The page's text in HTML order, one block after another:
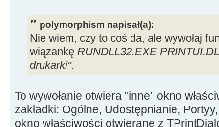
else
begin
printCommand: = 'printto';
Printer.PrinterIndex
Printer.GetPrinter(Device,
hDeviceMode
)
printerInfo:=Format('"%s"
Driver, Port] ) ;
polymorphism napisał(a):
Nie wiem, czy to coś da, ale wywołaj
wiązankę RUNDLL32.EXE
drukarki".
To wywołanie otwiera "inne" okno
zakładki: Ogólne, Udostępnianie,
okno właściwości otwierane z